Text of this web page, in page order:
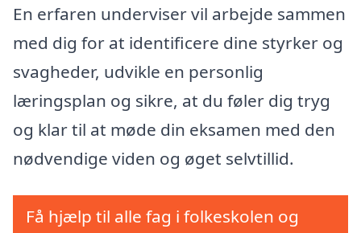
En erfaren underviser vil arbejde sammen
med dig for at identificere dine styrker og
svagheder, udvikle en personlig
læringsplan og sikre, at du føler dig tryg
og klar til at møde din eksamen med den
nødvendige viden og øget selvtillid.
Få hjælp til alle fag i folkeskolen og